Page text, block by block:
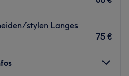
stylen Langes
75 €